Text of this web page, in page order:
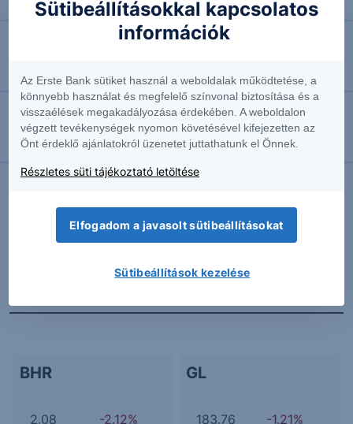
Négyhavi mélyponton a forint
EURUSD: munkapiaci jelentésre várva
2026.08.07. 10:37
Megint emelkedésben az olaj
További Erste elemzések
BHR
2.08 -2.12%
GL
183.76 -1.21%
Sütibeállításokkal kapcsolatos
információk
Az Erste Bank sütiket használ a weboldalak működtetése, a
könnyebb használat és megfelelő színvonal biztosítása és a
visszaélések megakadályozása érdekében. A weboldalon
végzett tevékenységek nyomon követésével kifejezetten az
Önt érdeklő ajánlatokról üzenetet juttathatunk el Önnek.
Részletes süti tájékoztató letöltése
Elfogadom a javasolt sütibeállításokat
Sütibeállítások kezelése